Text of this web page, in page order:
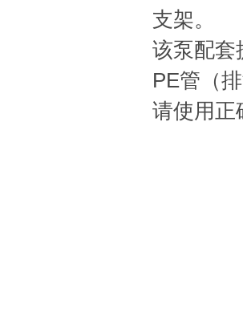
支架。
该泵配套
PE管（
请使用正